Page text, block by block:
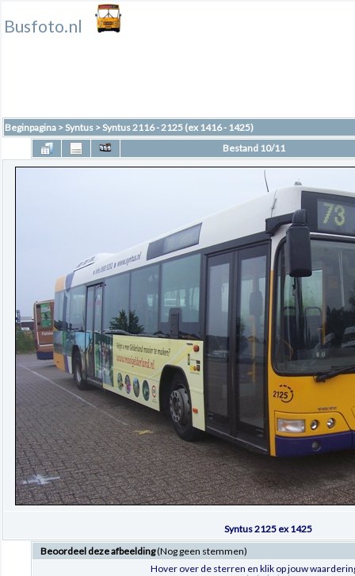
Busfoto.nl
Beginpagina >Syntus >Syntus 2116 - 2125 (ex 1416 - 1425)
Bestand 10/11
Syntus 2125 ex 1425
Beoordeel deze afbeelding(Nog geen stemmen)
Hover over de sterren en klik op jouw